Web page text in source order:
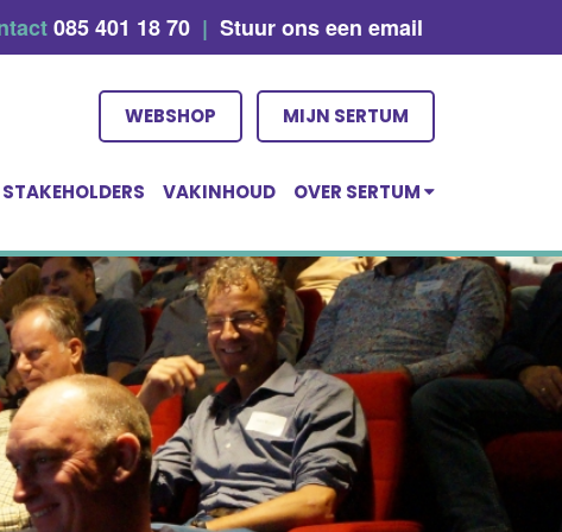
085 401 18 70 | Stuur ons een email
WEBSHOP MIJN SERTUM
STAKEHOLDERS VAKINHOUD OVER SERTUM